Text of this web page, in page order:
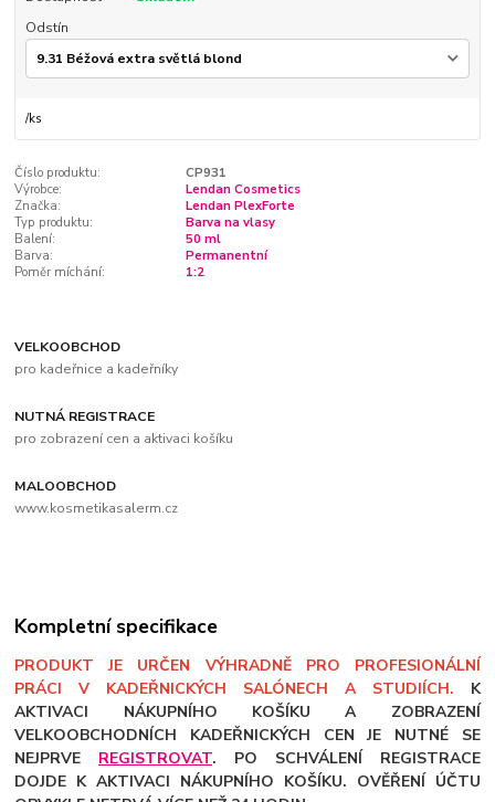
Odstín
/ks
Číslo produktu:
CP931
Výrobce:
Lendan Cosmetics
Značka:
Lendan PlexForte
Typ produktu:
Barva na vlasy
Balení:
50 ml
Barva:
Permanentní
Poměr míchání:
1:2
VELKOOBCHOD
pro kadeřnice a kadeřníky
NUTNÁ REGISTRACE
pro zobrazení cen a aktivaci košíku
MALOOBCHOD
www.kosmetikasalerm.cz
Kompletní specifikace
PRODUKT JE URČEN VÝHRADNĚ PRO PROFESIONÁLNÍ
PRÁCI V KADEŘNICKÝCH SALÓNECH A STUDIÍCH. K
AKTIVACI NÁKUPNÍHO KOŠÍKU A ZOBRAZENÍ
VELKOOBCHODNÍCH KADEŘNICKÝCH CEN JE NUTNÉ SE
NEJPRVE REGISTROVAT. PO SCHVÁLENÍ REGISTRACE
DOJDE K AKTIVACI NÁKUPNÍHO KOŠÍKU. OVĚŘENÍ ÚČTU